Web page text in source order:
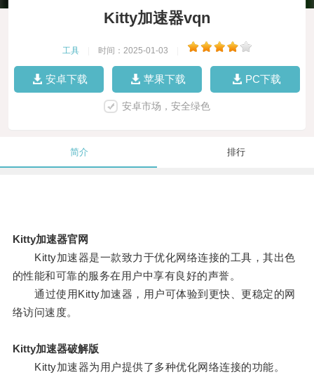
Kitty加速器vqn
工具 时间：2025-01-03
安卓下载 苹果下载 PC下载
安卓市场，安全绿色
简介 排行
Kitty加速器官网
Kitty加速器是一款致力于优化网络连接的工具，其出色
的性能和可靠的服务在用户中享有良好的声誉。
通过使用Kitty加速器，用户可体验到更快、更稳定的网
络访问速度。
Kitty加速器破解版
Kitty加速器为用户提供了多种优化网络连接的功能。